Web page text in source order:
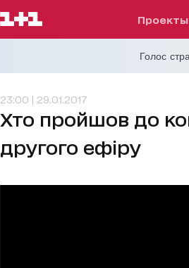
проекты
Голос
23:00 | 29.01.2017
Хто пройшов до
другого ефіру